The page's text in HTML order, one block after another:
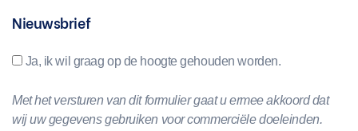
Nieuwsbrief
Ja, ik wil graag op de hoogte gehouden worden.
Met het versturen van dit formulier gaat u ermee akkoord dat
wij uw gegevens gebruiken voor commerciële doeleinden.